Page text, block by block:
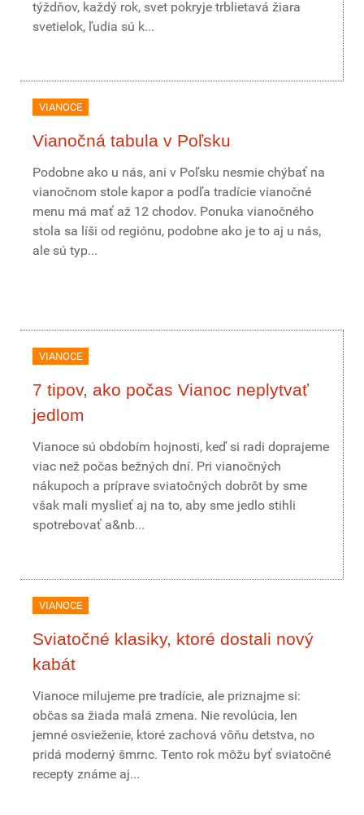
týždňov, každý rok, svet pokryje trblietavá žiara
svetielok, ľudia sú k...
VIANOCE
Vianočná tabula v Poľsku
Podobne ako u nás, ani v Poľsku nesmie chýbať na
vianočnom stole kapor a podľa tradície vianočné
menu má mať až 12 chodov. Ponuka vianočného
stola sa líši od regiónu, podobne ako je to aj u nás,
ale sú typ...
VIANOCE
7 tipov, ako počas Vianoc neplytvať
jedlom
Vianoce sú obdobím hojnosti, keď si radi doprajeme
viac než počas bežných dní. Pri vianočných
nákupoch a príprave sviatočných dobrôt by sme
však mali myslieť aj na to, aby sme jedlo stihli
spotrebovať a&nb...
VIANOCE
Sviatočné klasiky, ktoré dostali nový
kabát
Vianoce milujeme pre tradície, ale priznajme si:
občas sa žiada malá zmena. Nie revolúcia, len
jemné osvieženie, ktoré zachová vôňu detstva, no
pridá moderný šmrnc. Tento rok môžu byť sviatočné
recepty známe aj...